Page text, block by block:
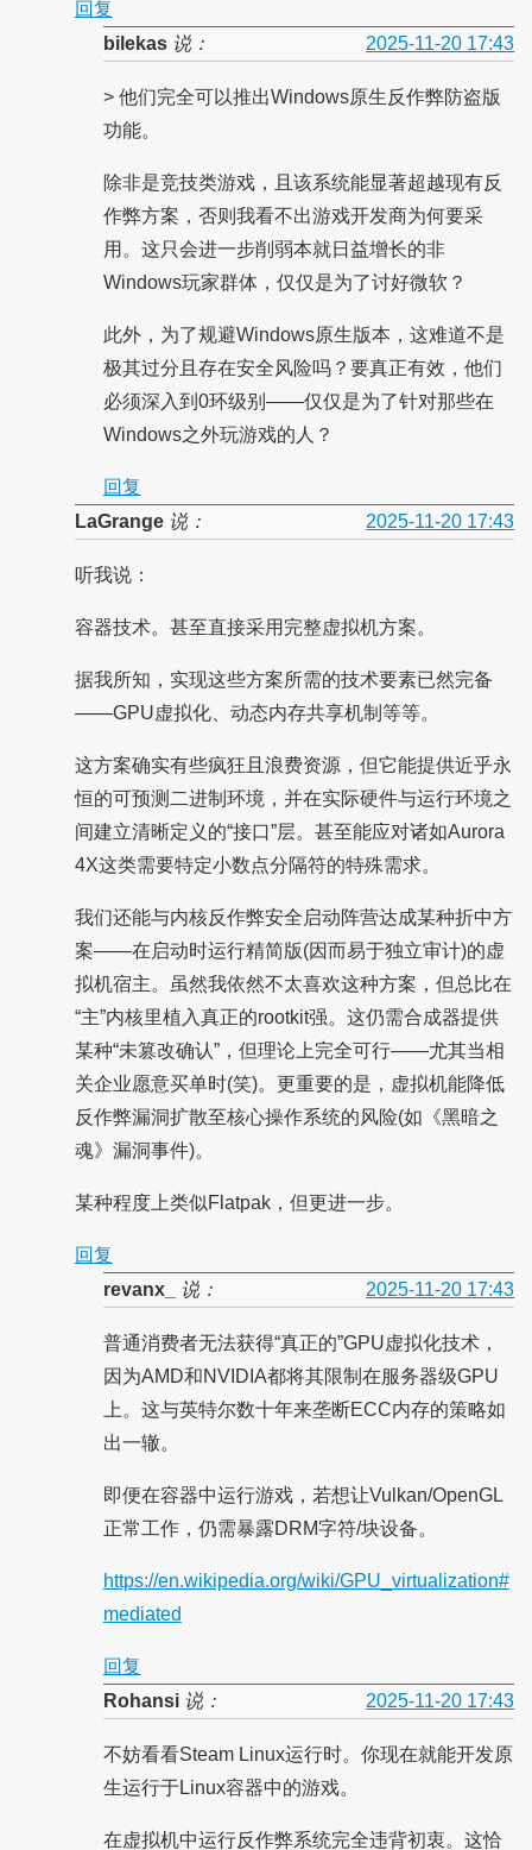
回复
bilekas说： 2025-11-20 17:43
> 他们完全可以推出Windows原生反作弊防盗版
功能。
除非是竞技类游戏，且该系统能显著超越现有反
作弊方案，否则我看不出游戏开发商为何要采
用。这只会进一步削弱本就日益增长的非
Windows玩家群体，仅仅是为了讨好微软？
此外，为了规避Windows原生版本，这难道不是
极其过分且存在安全风险吗？要真正有效，他们
必须深入到0环级别——仅仅是为了针对那些在
Windows之外玩游戏的人？
回复
LaGrange说： 2025-11-20 17:43
听我说：
容器技术。甚至直接采用完整虚拟机方案。
据我所知，实现这些方案所需的技术要素已然完备
——GPU虚拟化、动态内存共享机制等等。
这方案确实有些疯狂且浪费资源，但它能提供近乎永
恒的可预测二进制环境，并在实际硬件与运行环境之
间建立清晰定义的“接口”层。甚至能应对诸如Aurora
4X这类需要特定小数点分隔符的特殊需求。
我们还能与内核反作弊安全启动阵营达成某种折中方
案——在启动时运行精简版(因而易于独立审计)的虚
拟机宿主。虽然我依然不太喜欢这种方案，但总比在
“主”内核里植入真正的rootkit强。这仍需合成器提供
某种“未篡改确认”，但理论上完全可行——尤其当相
关企业愿意买单时(笑)。更重要的是，虚拟机能降低
反作弊漏洞扩散至核心操作系统的风险(如《黑暗之
魂》漏洞事件)。
某种程度上类似Flatpak，但更进一步。
回复
revanx_
说： 2025-11-20 17:43
普通消费者无法获得“真正的”GPU虚拟化技术，
因为AMD和NVIDIA都将其限制在服务器级GPU
上。这与英特尔数十年来垄断ECC内存的策略如
出一辙。
即便在容器中运行游戏，若想让Vulkan/OpenGL
正常工作，仍需暴露DRM字符/块设备。
https://en.wikipedia.org/wiki/GPU_virtualization#
mediated
回复
Rohansi说： 2025-11-20 17:43
不妨看看Steam Linux运行时。你现在就能开发原
生运行于Linux容器中的游戏。
在虚拟机中运行反作弊系统完全违背初衷。这恰